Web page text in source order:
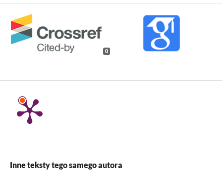
0
Inne teksty tego samego autora